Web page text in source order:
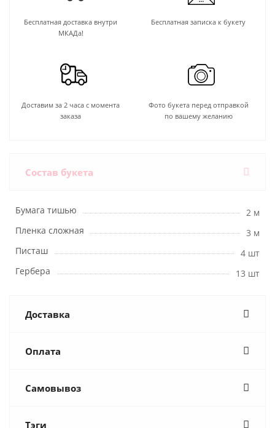
Бесплатная доставка внутри
МКАДа!
Бесплатная записка к букету
Доставим за 2 часа с момента
заказа
Фото букета перед отправкой
по вашему желанию
Состав букета
Бумага тишью
2 м
Пленка сложная
3 м
Писташ
4 шт
Гербера
13 шт
Доставка
Оплата
Самовывоз
Тэги